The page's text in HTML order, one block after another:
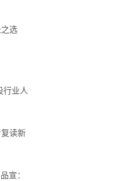
选
行业人
读新
宣：